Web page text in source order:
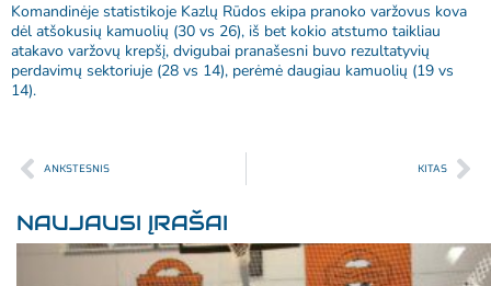
Komandinėje statistikoje Kazlų Rūdos ekipa pranoko varžovus kova
dėl atšokusių kamuolių (30 vs 26), iš bet kokio atstumo taikliau
atakavo varžovų krepšį, dvigubai pranašesni buvo rezultatyvių
perdavimų sektoriuje (28 vs 14), perėmė daugiau kamuolių (19 vs
14).
ANKSTESNIS KITAS
NAUJAUSI ĮRAŠAI